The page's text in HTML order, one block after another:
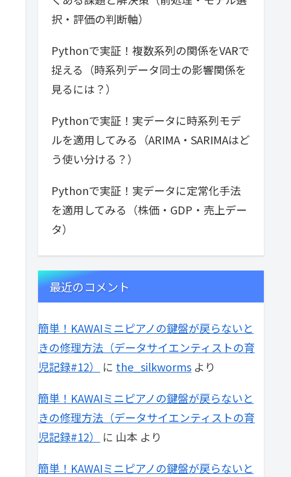
択・評価の判断軸）
Pythonで実証！複数系列の関係をVARで
捉える（時系列データ同士の影響関係を
見るには？）
Pythonで実証！実データに時系列モデ
ルを適用してみる（ARIMA・SARIMAはど
う使い分ける？）
Pythonで実証！実データに定常化手法
を適用してみる（株価・GDP・売上デー
タ）
最近のコメント
簡単！KAWAIミニピアノの鍵盤が戻らないと
きの修理方法（データサイエンティストの育
児記録#12）
に the_silkworms より
簡単！KAWAIミニピアノの鍵盤が戻らないと
きの修理方法（データサイエンティストの育
児記録#12）
に 山本 より
簡単！KAWAIミニピアノの鍵盤が戻らないと